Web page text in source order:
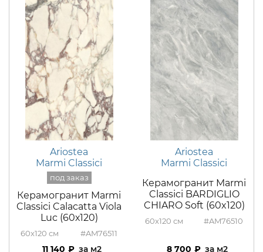
Ariostea
Marmi Classici
Керамогранит Marmi
Classici Calacatta Viola
Luc (60х120)
60x120 #AM76511
11 140 м2
Ariostea
Marmi Classici
Керамогранит Marmi
Classici BARDIGLIO
CHIARO Soft (60x120)
60x120 #AM76510
8 700 м2